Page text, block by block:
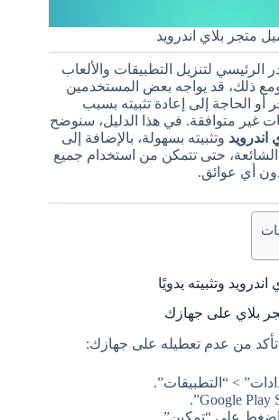
متجر بلاي اندرويد
الرئيسي لتنزيل التطبيقات والألعاب
ومع ذلك، قد يواجه بعض المستخدمين
الحاجة إلى إعادة تثبيته بسبب
غير متوافقة. في هذا الدليل، سنوضح
اندرويد وتثبيته بسهولة، بالإضافة إلى
حتى تتمكن من استخدام جميع
وتثبيته يدويًا
تأكد من عدم تعطيله على جهازك:
> “التطبيقات”.